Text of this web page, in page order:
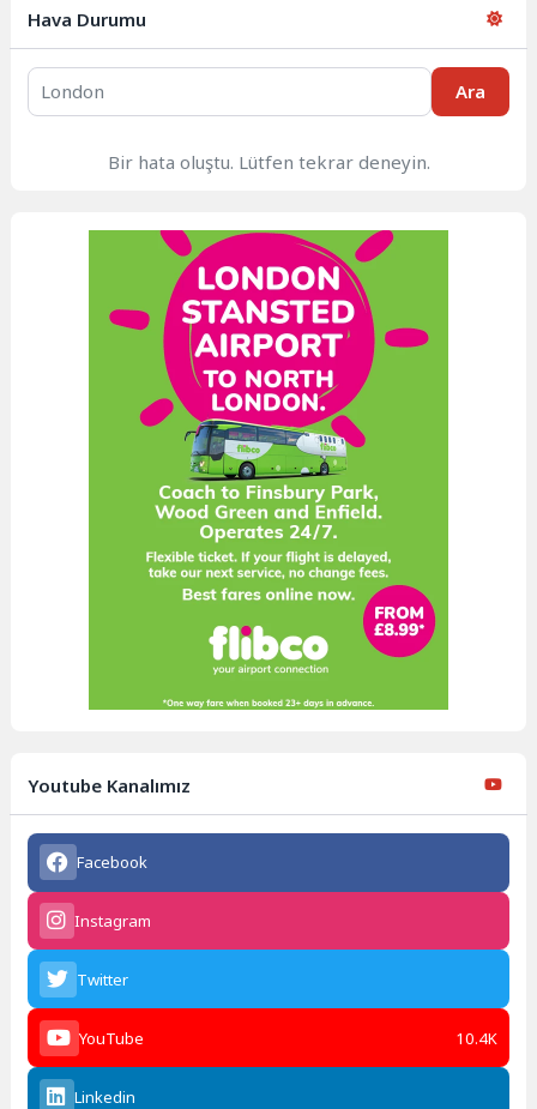
Hava Durumu
Ara
Bir hata oluştu. Lütfen tekrar deneyin.
Youtube Kanalımız
Facebook
Instagram
Twitter
YouTube 10.4K
Linkedin